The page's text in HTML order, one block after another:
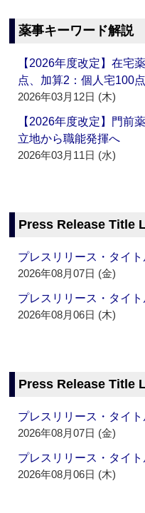
薬事キーワード解説
【2026年度改定】在宅
点、加算2：個人宅100
2026年03月12日 (木)
【2026年度改定】門前
立地から職能発揮へ
2026年03月11日 (水)
Press Release Title
プレスリリース・タイ
2026年08月07日 (金)
プレスリリース・タイ
2026年08月06日 (木)
Press Release Title
プレスリリース・タイ
2026年08月07日 (金)
プレスリリース・タイ
2026年08月06日 (木)